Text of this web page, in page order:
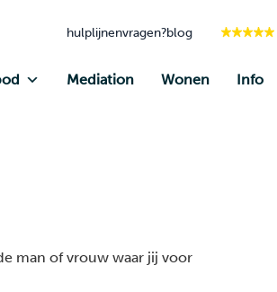
hulplijnenvragen?blog
Mediation Wonen Info
man of vrouw waar jij voor